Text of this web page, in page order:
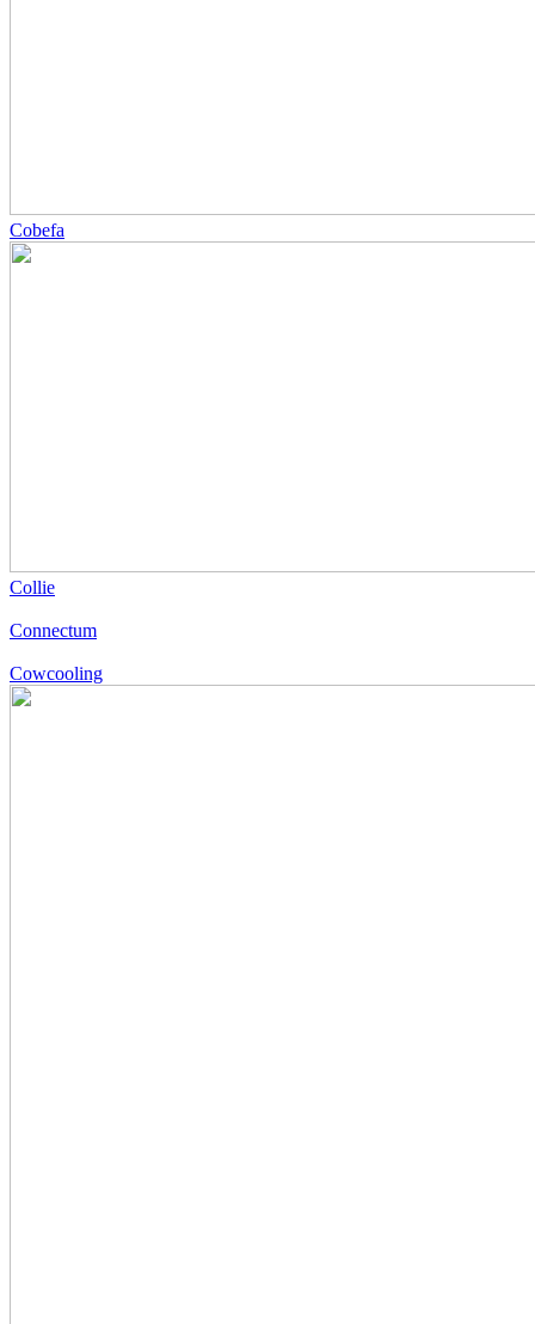
Cobefa
Collie
Connectum
Cowcooling